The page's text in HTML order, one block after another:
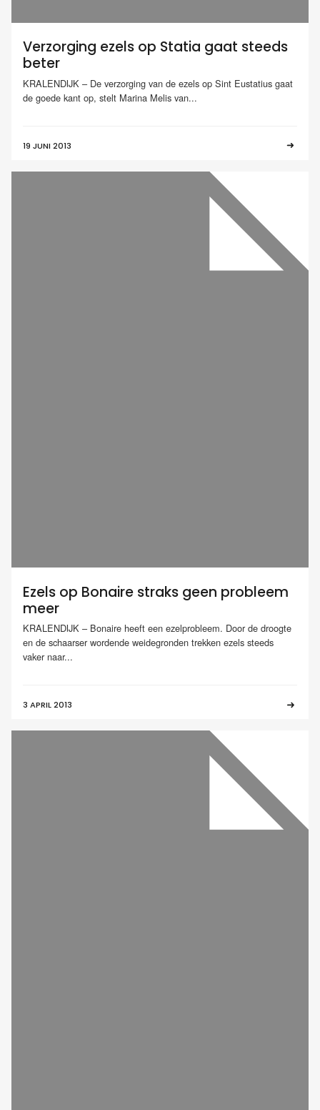
Verzorging ezels op Statia gaat steeds
beter
KRALENDIJK – De verzorging van de ezels op Sint Eustatius gaat
de goede kant op, stelt Marina Melis van...
19 JUNI 2013
Ezels op Bonaire straks geen probleem
meer
KRALENDIJK – Bonaire heeft een ezelprobleem. Door de droogte
en de schaarser wordende weidegronden trekken ezels steeds
vaker naar...
3 APRIL 2013